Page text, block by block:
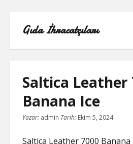
Gıda İhracatçıları
BEDAVA ŞIFRESIZ
HILESI
Saltica Leather
Banana Ice
Yazar: admin Tarih: Ekim 5, 2024
Saltica Leather 7000 Banana